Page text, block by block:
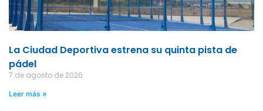
La Ciudad Deportiva estrena su quinta pista de
pádel
7 de agosto de 2026
Leer más »